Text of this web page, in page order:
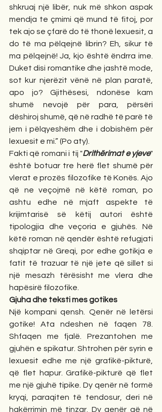
shkruaj një libër, nuk më shkon aspak
mendja te çmimi që mund të fitoj, por
tek ajo se çfarë do të thonë lexuesit, a
do të ma pëlqejnë librin? Eh, sikur të
ma pëlqejnë! Ja, kjo është ëndrra ime.
Duket disi romantike dhe jashtë mode,
sot kur njerëzit vënë në plan paratë,
apo jo? Gjithësesi, ndonëse kam
shumë nevojë për para, përsëri
dëshiroj shumë, që në radhë të parë të
jem i pëlqyeshëm dhe i dobishëm për
lexuesit e mi.” (Po aty).
Fakti që romani i tij "Drithërimat e yjeve"
është botuar tre herë flet shumë për
vlerat e prozës filozofike të Konës. Ajo
që ne veçojmë në këtë roman, po
ashtu edhe në mjaft aspekte të
krijimtarisë së këtij autori është
tipologjia dhe veçoria e gjuhës. Në
këtë roman në qendër është refugjati
shqiptar në Greqi, por edhe gotikja e
fatit të trazuar të një jete që sillet si
një mesazh tërësisht me vlera dhe
hapësirë filozofike.
Gjuha dhe teksti mes gotikes
Një kompani qensh. Qenër në letërsi
gotike! Ata ndeshen në faqen 78.
Shfaqen me fjalë. Prezantohen me
gjuhën e spikatur. Shtrohen për syrin e
lexuesit edhe me një grafikë-pikturë,
që flet hapur. Grafikë-pikturë që flet
me një gjuhë tipike. Dy qenër në formë
kryqi, paraqiten të tendosur, deri në
hakërrimin më tinzar. Dy qenër që në